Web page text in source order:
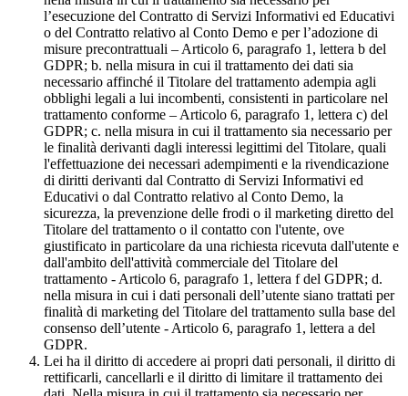
l’esecuzione del Contratto di Servizi Informativi ed Educativi
o del Contratto relativo al Conto Demo e per l’adozione di
misure precontrattuali – Articolo 6, paragrafo 1, lettera b del
GDPR; b. nella misura in cui il trattamento dei dati sia
necessario affinché il Titolare del trattamento adempia agli
obblighi legali a lui incombenti, consistenti in particolare nel
trattamento conforme – Articolo 6, paragrafo 1, lettera c) del
GDPR; c. nella misura in cui il trattamento sia necessario per
le finalità derivanti dagli interessi legittimi del Titolare, quali
l'effettuazione dei necessari adempimenti e la rivendicazione
di diritti derivanti dal Contratto di Servizi Informativi ed
Educativi o dal Contratto relativo al Conto Demo, la
sicurezza, la prevenzione delle frodi o il marketing diretto del
Titolare del trattamento o il contatto con l'utente, ove
giustificato in particolare da una richiesta ricevuta dall'utente e
dall'ambito dell'attività commerciale del Titolare del
trattamento - Articolo 6, paragrafo 1, lettera f del GDPR; d.
nella misura in cui i dati personali dell’utente siano trattati per
finalità di marketing del Titolare del trattamento sulla base del
consenso dell’utente - Articolo 6, paragrafo 1, lettera a del
GDPR.
Lei ha il diritto di accedere ai propri dati personali, il diritto di
rettificarli, cancellarli e il diritto di limitare il trattamento dei